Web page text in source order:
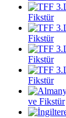
Fikstür
Fikstür
Fikstür
Fikstür
ve Fikstür